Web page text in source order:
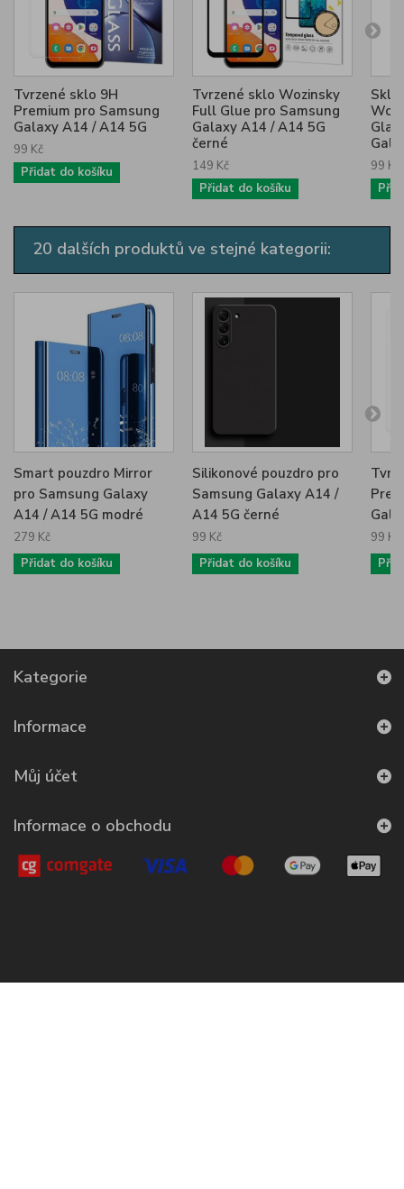
Tvrzené sklo 9H
Premium pro Samsung
Galaxy A14 / A14 5G
99 Kč
Přidat do košíku
Tvrzené sklo Wozinsky
Full Glue pro Samsung
Galaxy A14 / A14 5G
černé
149 Kč
Přidat do košíku
Sklo
99 Kč
20 dalších produktů ve stejné kategorii:
Smart pouzdro Mirror
pro Samsung Galaxy
A14 / A14 5G modré
279 Kč
Přidat do košíku
Silikonové pouzdro pro
Samsung Galaxy A14 /
A14 5G černé
99 Kč
Přidat do košíku
99 Kč
Kategorie
Informace
Můj účet
Informace o obchodu